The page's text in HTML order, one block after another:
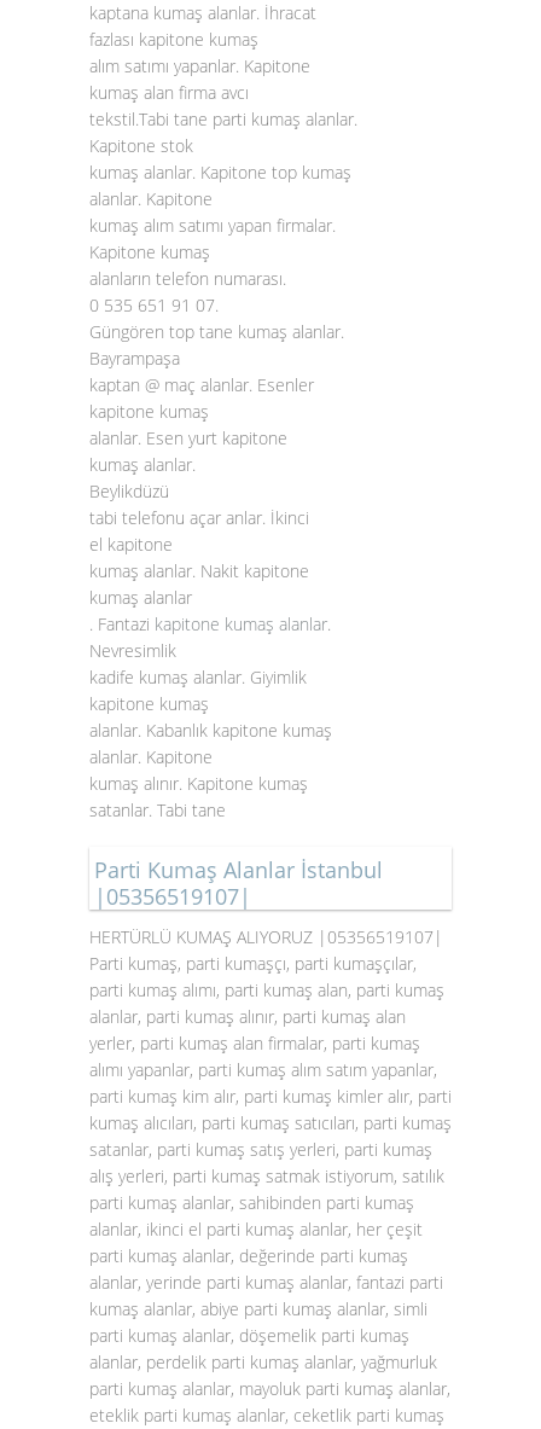
kaptana kumaş alanlar. İhracat
fazlası kapitone kumaş
alım satımı yapanlar. Kapitone
kumaş alan firma avcı
tekstil.Tabi tane parti kumaş alanlar.
Kapitone stok
kumaş alanlar. Kapitone top kumaş
alanlar. Kapitone
kumaş alım satımı yapan firmalar.
Kapitone kumaş
alanların telefon numarası.
0 535 651 91 07.
Güngören top tane kumaş alanlar.
Bayrampaşa
kaptan @ maç alanlar. Esenler
kapitone kumaş
alanlar. Esen yurt kapitone
kumaş alanlar.
Beylikdüzü
tabi telefonu açar anlar. İkinci
el kapitone
kumaş alanlar. Nakit kapitone
kumaş alanlar
. Fantazi kapitone kumaş alanlar.
Nevresimlik
kadife kumaş alanlar. Giyimlik
kapitone kumaş
alanlar. Kabanlık kapitone kumaş
alanlar. Kapitone
kumaş alınır. Kapitone kumaş
satanlar. Tabi tane
Parti Kumaş Alanlar İstanbul
|05356519107|
HERTÜRLÜ KUMAŞ ALIYORUZ |05356519107|
Parti kumaş, parti kumaşçı, parti kumaşçılar,
parti kumaş alımı, parti kumaş alan, parti kumaş
alanlar, parti kumaş alınır, parti kumaş alan
yerler, parti kumaş alan firmalar, parti kumaş
alımı yapanlar, parti kumaş alım satım yapanlar,
parti kumaş kim alır, parti kumaş kimler alır, parti
kumaş alıcıları, parti kumaş satıcıları, parti kumaş
satanlar, parti kumaş satış yerleri, parti kumaş
alış yerleri, parti kumaş satmak istiyorum, satılık
parti kumaş alanlar, sahibinden parti kumaş
alanlar, ikinci el parti kumaş alanlar, her çeşit
parti kumaş alanlar, değerinde parti kumaş
alanlar, yerinde parti kumaş alanlar, fantazi parti
kumaş alanlar, abiye parti kumaş alanlar, simli
parti kumaş alanlar, döşemelik parti kumaş
alanlar, perdelik parti kumaş alanlar, yağmurluk
parti kumaş alanlar, mayoluk parti kumaş alanlar,
eteklik parti kumaş alanlar, ceketlik parti kumaş